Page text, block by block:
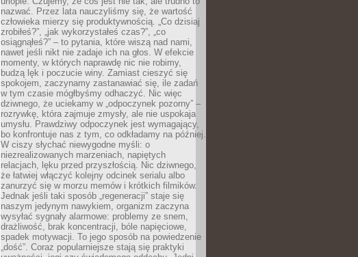
nazwać. Przez lata nauczyliśmy się, że wartość
człowieka mierzy się produktywnością. „Co dzisiaj
zrobiłeś?”, „jak wykorzystałeś czas?”, „co
osiągnąłeś?” – to pytania, które wiszą nad nami,
nawet jeśli nikt nie zadaje ich na głos. W efekcie
momenty, w których naprawdę nic nie robimy,
budzą lęk i poczucie winy. Zamiast cieszyć się
spokojem, zaczynamy zastanawiać się, ile zadań
w tym czasie mógłbyśmy odhaczyć. Nic więc
dziwnego, że uciekamy w „odpoczynek pozorny” –
rozrywkę, która zajmuje zmysły, ale nie uspokaja
umysłu. Prawdziwy odpoczynek jest wymagający,
bo konfrontuje nas z tym, co odkładamy na później.
W ciszy słychać niewygodne myśli: o
niezrealizowanych marzeniach, napiętych
relacjach, lęku przed przyszłością. Nic dziwnego,
że łatwiej włączyć kolejny odcinek serialu albo
zanurzyć się w morzu memów i krótkich filmików.
Jednak jeśli taki sposób „regeneracji” staje się
naszym jedynym nawykiem, organizm zaczyna
wysyłać sygnały alarmowe: problemy ze snem,
drażliwość, brak koncentracji, bóle napięciowe,
spadek motywacji. To jego sposób na powiedzenie
„dość”. Coraz popularniejsze stają się praktyki